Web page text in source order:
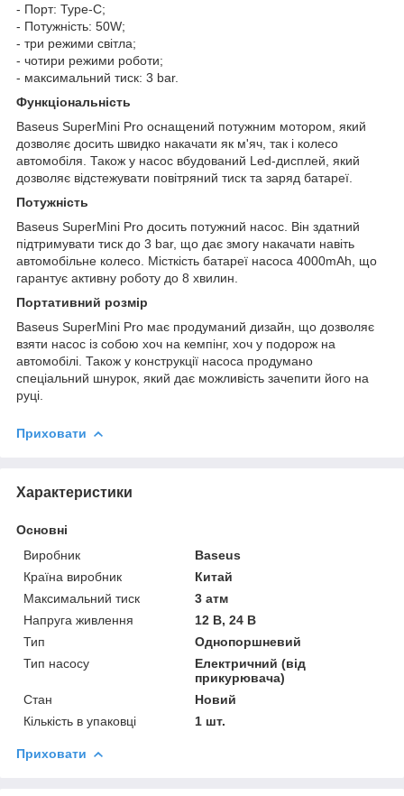
- Порт: Type-C;
- Потужність: 50W;
- три режими світла;
- чотири режими роботи;
- максимальний тиск: 3 bar.
Функціональність
Baseus SuperMini Pro оснащений потужним мотором, який
дозволяє досить швидко накачати як м'яч, так і колесо
автомобіля. Також у насос вбудований Led-дисплей, який
дозволяє відстежувати повітряний тиск та заряд батареї.
Потужність
Baseus SuperMini Pro досить потужний насос. Він здатний
підтримувати тиск до 3 bar, що дає змогу накачати навіть
автомобільне колесо. Місткість батареї насоса 4000mAh, що
гарантує активну роботу до 8 хвилин.
Портативний розмір
Baseus SuperMini Pro має продуманий дизайн, що дозволяє
взяти насос із собою хоч на кемпінг, хоч у подорож на
автомобілі. Також у конструкції насоса продумано
спеціальний шнурок, який дає можливість зачепити його на
руці.
Приховати
Характеристики
Основні
Виробник
Baseus
Країна виробник
Китай
Максимальний тиск
3 атм
Напруга живлення
12 В, 24 В
Тип
Однопоршневий
Тип насосу
Електричний (від
прикурювача)
Стан
Новий
Кількість в упаковці
1 шт.
Приховати